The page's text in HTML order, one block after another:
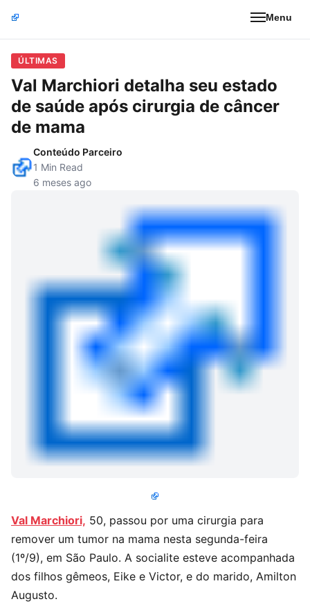
Menu
ÚLTIMAS
Val Marchiori detalha seu estado
de saúde após cirurgia de câncer
de mama
Conteúdo Parceiro
1 Min Read
6 meses ago
Val Marchiori, 50, passou por uma cirurgia para
remover um tumor na mama nesta segunda-feira
(1º/9), em São Paulo. A socialite esteve acompanhada
dos filhos gêmeos, Eike e Victor, e do marido, Amilton
Augusto.